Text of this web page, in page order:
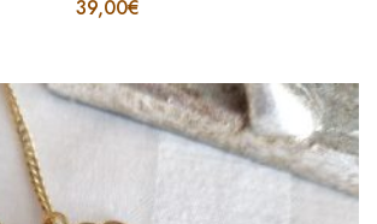
39,00€